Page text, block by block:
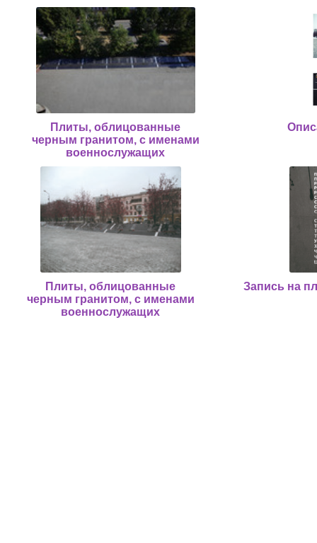
Плиты, облицованные
черным гранитом, с именами
военнослужащих
Плиты, облицованные
черным гранитом, с именами
военнослужащих
Запись на